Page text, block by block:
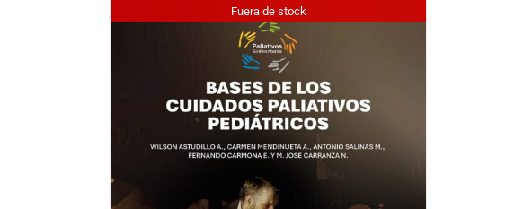
Fuera de stock